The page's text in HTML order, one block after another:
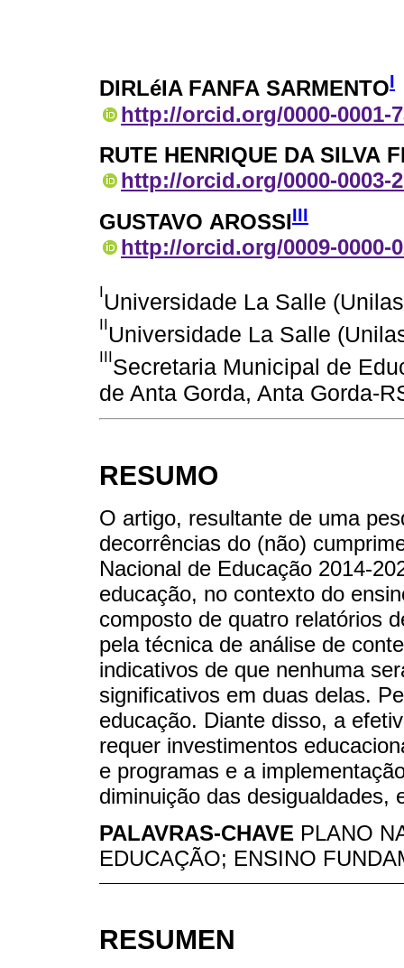
DIRLéIA FANFA SARMENTOI
http://orcid.org/0000-0001-
RUTE HENRIQUE DA SILVA
http://orcid.org/0000-0003-
GUSTAVO AROSSIIII
http://orcid.org/0009-0000-
IUniversidade La Salle
IIUniversidade La Salle
IIISecretaria Municipal de
de Anta Gorda, Anta Gorda-
RESUMO
O artigo, resultante de uma
decorrências do (não)
Nacional de Educação 2014-
educação, no contexto do
composto de quatro relatórios
pela técnica de análise de
indicativos de que nenhuma
significativos em duas delas.
educação. Diante disso, a
requer investimentos
e programas e a
diminuição das desigualdades,
PALAVRAS-CHAVE PLANO
EDUCAÇÃO; ENSINO
RESUMEN